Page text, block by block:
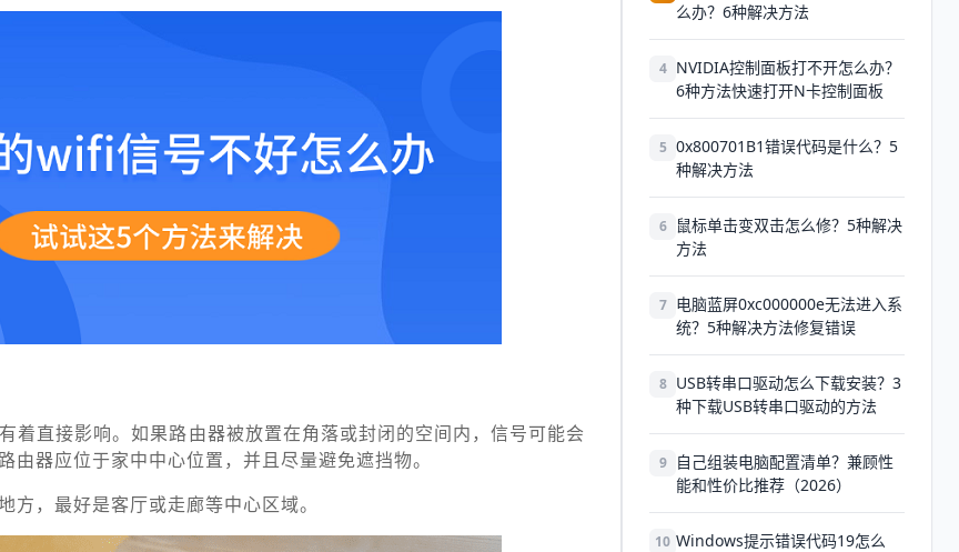
着直接影响。如果路由器被放置在角落或封闭的空间内，信号可能会
由器应位于家中中心位置，并且尽量避免遮挡物。
方，最好是客厅或走廊等中心区域。
么办？6种解决方法
4 NVIDIA控制面板打不开怎么办？
6种方法快速打开N卡控制面板
5 0x800701B1错误代码是什么？5
种解决方法
6
鼠标单击变双击怎么修？5种解决
方法
7 电脑蓝屏0xc000000e无法进入系
统？5种解决方法修复错误
8 USB转串口驱动怎么下载安装？3
种下载USB转串口驱动的方法
9
自己组装电脑配置清单？兼顾性
能和性价比推荐（2026）
10 Windows提示错误代码19怎么